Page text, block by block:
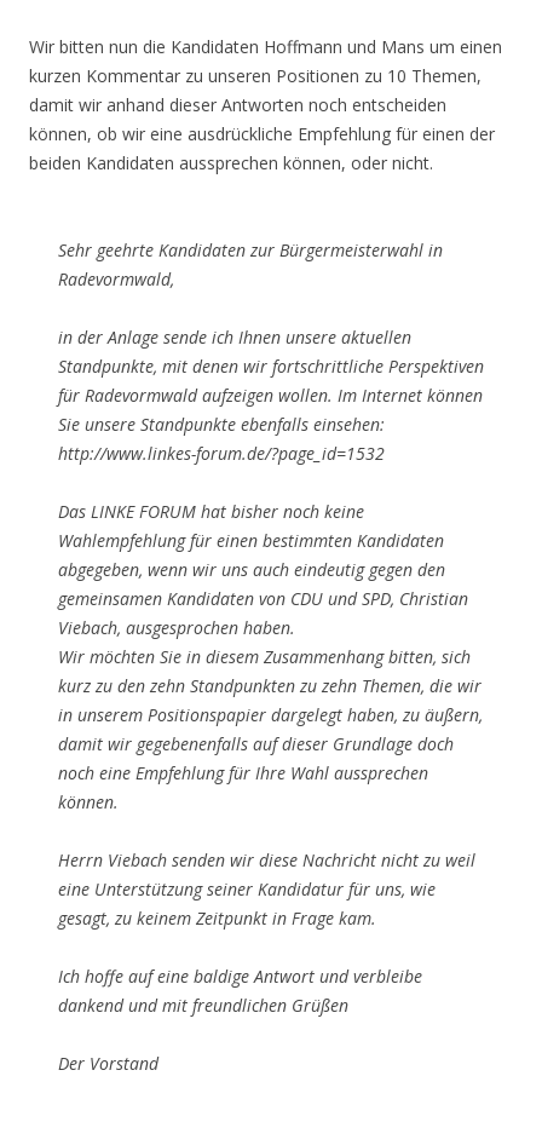
Wir bitten nun die Kandidaten Hoffmann und Mans um einen
kurzen Kommentar zu unseren Positionen zu 10 Themen,
damit wir anhand dieser Antworten noch entscheiden
können, ob wir eine ausdrückliche Empfehlung für einen der
beiden Kandidaten aussprechen können, oder nicht.
Sehr geehrte Kandidaten zur Bürgermeisterwahl in
Radevormwald,
in der Anlage sende ich Ihnen unsere aktuellen
Standpunkte, mit denen wir fortschrittliche Perspektiven
für Radevormwald aufzeigen wollen. Im Internet können
Sie unsere Standpunkte ebenfalls einsehen:
http://www.linkes-forum.de/?page_id=1532
Das LINKE FORUM hat bisher noch keine
Wahlempfehlung für einen bestimmten Kandidaten
abgegeben, wenn wir uns auch eindeutig gegen den
gemeinsamen Kandidaten von CDU und SPD, Christian
Viebach, ausgesprochen haben.
Wir möchten Sie in diesem Zusammenhang bitten, sich
kurz zu den zehn Standpunkten zu zehn Themen, die wir
in unserem Positionspapier dargelegt haben, zu äußern,
damit wir gegebenenfalls auf dieser Grundlage doch
noch eine Empfehlung für Ihre Wahl aussprechen
können.
Herrn Viebach senden wir diese Nachricht nicht zu weil
eine Unterstützung seiner Kandidatur für uns, wie
gesagt, zu keinem Zeitpunkt in Frage kam.
Ich hoffe auf eine baldige Antwort und verbleibe
dankend und mit freundlichen Grüßen
Der Vorstand